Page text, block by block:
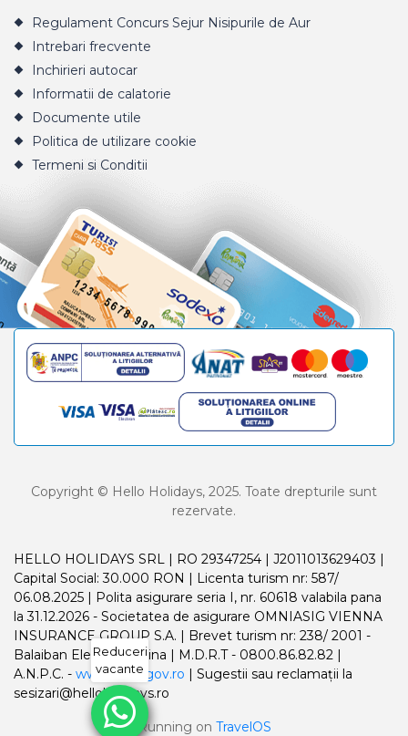
Regulament Concurs Sejur Nisipurile de Aur
Intrebari frecvente
Inchirieri autocar
Informatii de calatorie
Documente utile
Politica de utilizare cookie
Termeni si Conditii
Copyright © Hello Holidays, 2025. Toate drepturile sunt
rezervate.
HELLO HOLIDAYS SRL | RO 29347254 | J2011013629403 |
Capital Social: 30.000 RON | Licenta turism nr: 587/
06.08.2025 | Polita asigurare seria I, nr. 60618 valabila pana
la 31.12.2026 - Societatea de asigurare OMNIASIG VIENNA
INSURANCE GROUP S.A. | Brevet turism nr: 238/ 2001 -
Balaiban Elena Madalina | M.D.R.T - 0800.86.82.82 |
A.N.P.C. - www.anpc.gov.ro | Sugestii sau reclamații la
sesizari@helloholidays.ro
Running on TravelOS
Reduceri
vacante